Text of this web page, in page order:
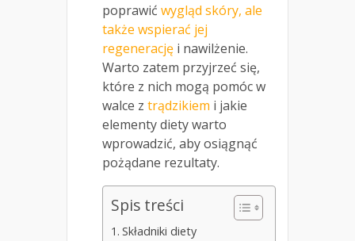
poprawić wygląd skóry, ale
także wspierać jej
regenerację i nawilżenie.
Warto zatem przyjrzeć się,
które z nich mogą pomóc w
walce z trądzikiem i jakie
elementy diety warto
wprowadzić, aby osiągnąć
pożądane rezultaty.
Spis treści
Składniki diety